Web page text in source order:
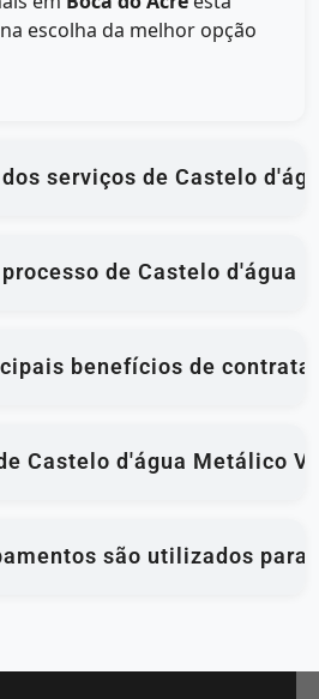
escolha da melhor opção
serviços de Castelo
de Castelo d'água
benefícios de
Castelo d'água Metálico
são utilizados